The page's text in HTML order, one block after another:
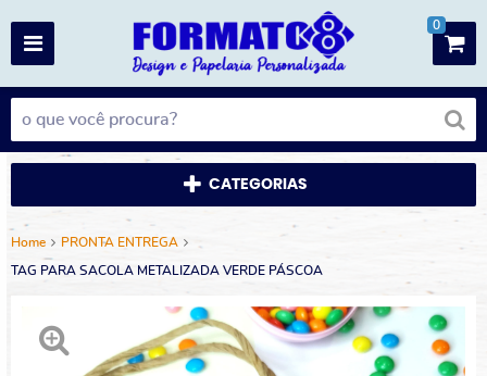
0
CATEGORIAS
Home PRONTA ENTREGA
TAG PARA SACOLA METALIZADA VERDE PÁSCOA